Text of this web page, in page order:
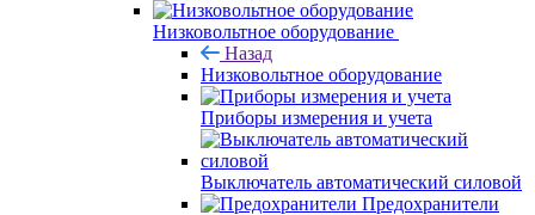
Низковольтное оборудование
Назад
Низковольтное оборудование
Приборы измерения и учета
Выключатель автоматический силовой
Предохранители